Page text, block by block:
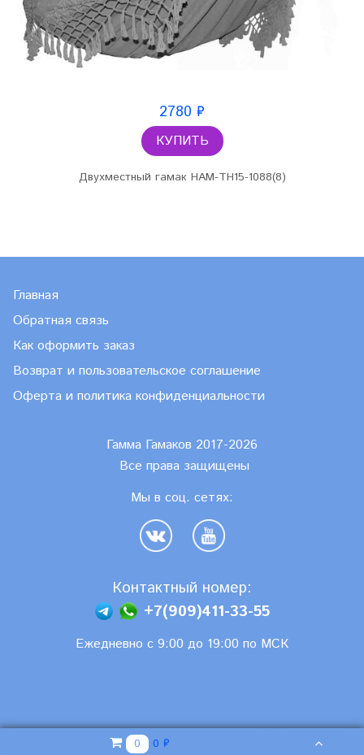
2780 ₽
КУПИТЬ
Двухместный гамак HAM-TH15-1088(8)
Главная
Обратная связь
Как оформить заказ
Возврат и пользовательское соглашение
Оферта и политика конфиденциальности
Гамма Гамаков 2017-2026
Все права защищены
Мы в соц. сетях:
Контактный номер:
+7(909)411-33-55
Ежедневно с 9:00 до 19:00 по МСК
0 0 ₽